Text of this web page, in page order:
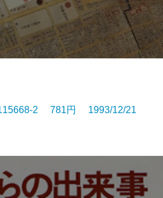
2 781円 1993/12/21